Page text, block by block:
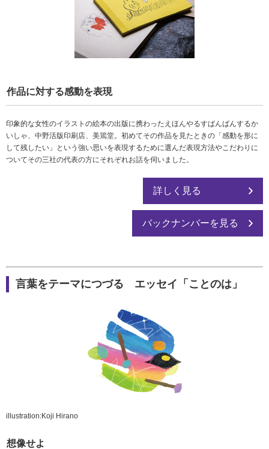
作品に対する感動を表現
印象的な女性のイラストの絵本の出版に携わったえほんやるすばんばんするか
いしゃ、中野活版印刷店、美篶堂。初めてその作品を見たときの「感動を形に
して残したい」という強い思いを表現するために選んだ表現方法やこだわりに
ついてその三社の代表の方にそれぞれお話を伺いました。
詳しく見る
バックナンバーを見る
言葉をテーマにつづる エッセイ「ことのは」
illustration:Koji Hirano
想像せよ